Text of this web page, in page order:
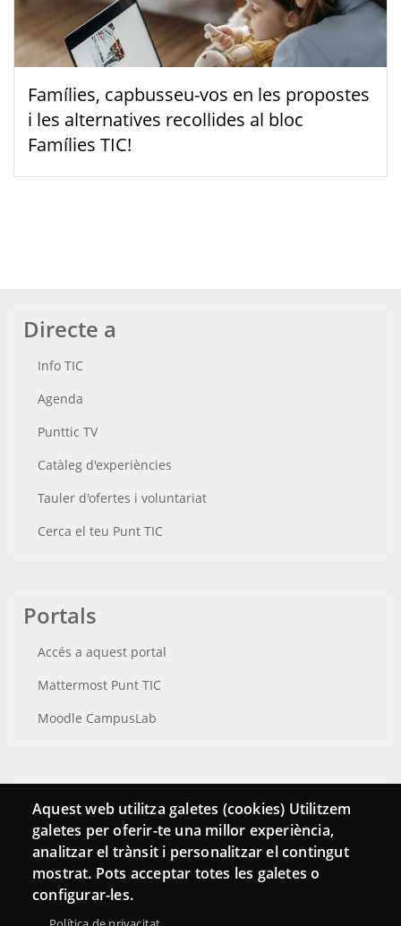
Famílies, capbusseu-vos en les propostes
i les alternatives recollides al bloc
Famílies TIC!
Directe a
Info TIC
Agenda
Punttic TV
Catàleg d'experiències
Tauler d'ofertes i voluntariat
Cerca el teu Punt TIC
Portals
Accés a aquest portal
Mattermost Punt TIC
Moodle CampusLab
Connecta
Bustia de contacte
Butlletins
Aquest web utilitza galetes (cookies) Utilitzem
galetes per oferir-te una millor experiència,
analitzar el trànsit i personalitzar el contingut
mostrat. Pots acceptar totes les galetes o
configurar-les.